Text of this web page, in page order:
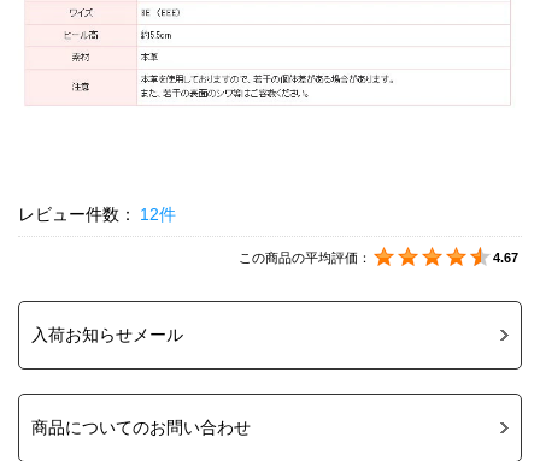
レビュー件数： 12件
この商品の平均評価： 4.67
入荷お知らせメール
商品についてのお問い合わせ